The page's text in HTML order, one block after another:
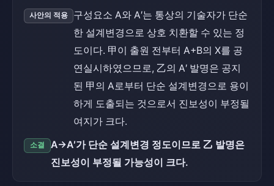
사안의 적용
구성요소 A와 A′는 통상의 기술자가 단순
한 설계변경으로 상호 치환할 수 있는 정
도이다. 甲이 출원 전부터 A+B의 X를 공
연실시하였으므로, 乙의 A′ 발명은 공지
된 甲의 A로부터 단순 설계변경으로 용이
하게 도출되는 것으로서 진보성이 부정될
여지가 크다.
소결
A→A′가 단순 설계변경 정도이므로 乙 발명은
진보성이 부정될 가능성이 크다.